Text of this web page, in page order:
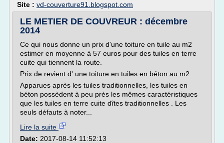
Site : vd-couverture91.blogspot.com
LE METIER DE COUVREUR : décembre
2014
Ce qui nous donne un prix d'une toiture en tuile au m2
estimer en moyenne à 57 euros pour des tuiles en terre
cuite qui tiennent la route.
Prix de revient d' une toiture en tuiles en béton au m2.
Apparues après les tuiles traditionnelles, les tuiles en
béton possèdent à peu près les mêmes caractéristiques
que les tuiles en terre cuite dîtes traditionnelles . Les
seuls défauts à noter...
Lire la suite
Date: 2017-08-14 11:52:13